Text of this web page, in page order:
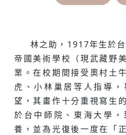
林之助，1917年生於
帝國美術學校（現武藏野
業。在校期間接受奧村土
虎、小林巢居等人指導
望，其畫作十分重視寫生
於台中師院、東海大學
養，並為光復後一度在「